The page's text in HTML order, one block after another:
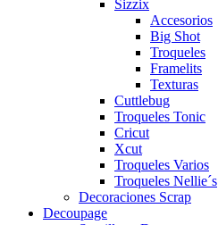
Sizzix
Accesorios
Big Shot
Troqueles
Framelits
Texturas
Cuttlebug
Troqueles Tonic
Cricut
Xcut
Troqueles Varios
Troqueles Nellie´s
Decoraciones Scrap
Decoupage